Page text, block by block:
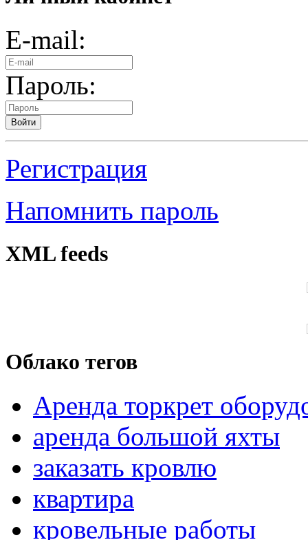
E-mail:
Пароль:
Войти
Регистрация
Напомнить пароль
XML feeds
Облако тегов
Аренда торкрет
аренда большой яхты
заказать кровлю
квартира
кровельные работы